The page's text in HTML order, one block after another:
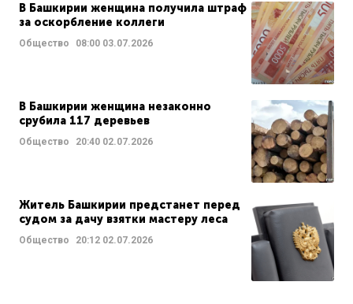
В Башкирии женщина получила штраф
за оскорбление коллеги
Общество 08:00 03.07.2026
В Башкирии женщина незаконно
срубила 117 деревьев
Общество 20:40 02.07.2026
Житель Башкирии предстанет перед
судом за дачу взятки мастеру леса
Общество 20:12 02.07.2026